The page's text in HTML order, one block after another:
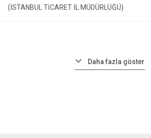
(İSTANBUL TİCARET İL MÜDÜRLÜĞÜ)
Daha fazla göster